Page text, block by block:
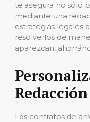
te asegura no sólo
mediante una
estrategias legales
resolverlos de
aparezcan,
Los contratos de